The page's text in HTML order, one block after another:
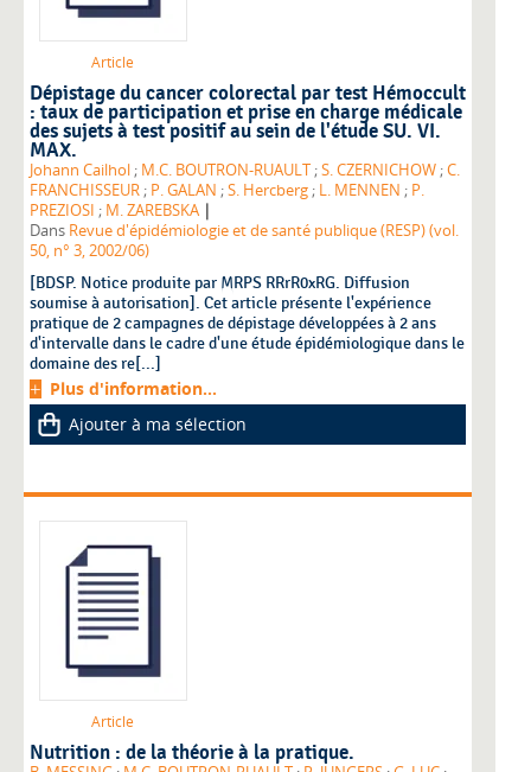
Article
Dépistage du cancer colorectal par test Hémoccult
: taux de participation et prise en charge médicale
des sujets à test positif au sein de l'étude SU. VI.
MAX.
Johann Cailhol ; M.C. BOUTRON-RUAULT ;S. CZERNICHOW ;C.
FRANCHISSEUR ; P. GALAN ;S. Hercberg ; L. MENNEN ; P.
PREZIOSI ; M. ZAREBSKA |
Dans Revue d'épidémiologie et de santé publique (RESP) (vol.
50, n° 3, 2002/06)
[BDSP. Notice produite par MRPS RRrR0xRG. Diffusion
soumise à autorisation]. Cet article présente l'expérience
pratique de 2 campagnes de dépistage développées à 2 ans
d'intervalle dans le cadre d'une étude épidémiologique dans le
domaine des re[...]
Plus d'information...
Ajouter à ma sélection
Article
Nutrition : de la théorie à la pratique.